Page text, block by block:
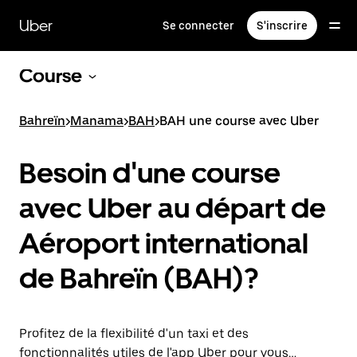
contenu
principal
Uber Se connecter S'inscrire
Course
Bahreïn>Manama>BAH>BAH une course avec Uber
Besoin d'une course
avec Uber au départ de
Aéroport international
de Bahreïn (BAH)?
Profitez de la flexibilité d'un taxi et des
fonctionnalités utiles de l'app Uber pour vous